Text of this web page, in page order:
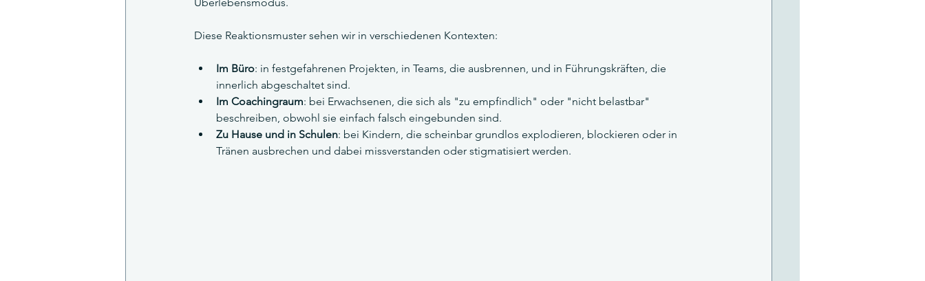
Überlebensmodus.
Diese Reaktionsmuster sehen wir in verschiedenen Kontexten:
Im Büro: in festgefahrenen Projekten, in Teams, die ausbrennen, und in Führungskräften, die
innerlich abgeschaltet sind.
Im Coachingraum: bei Erwachsenen, die sich als "zu empfindlich" oder "nicht belastbar"
beschreiben, obwohl sie einfach falsch eingebunden sind.
Zu Hause und in Schulen: bei Kindern, die scheinbar grundlos explodieren, blockieren oder in
Tränen ausbrechen und dabei missverstanden oder stigmatisiert werden.